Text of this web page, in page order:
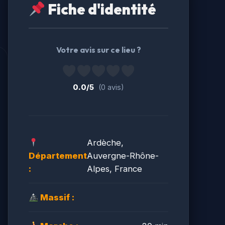
Fiche d'identité
Votre avis sur ce lieu ?
0.0/5 (0 avis)
Département
:
Ardèche,
Auvergne-Rhône-
Alpes, France
Massif :